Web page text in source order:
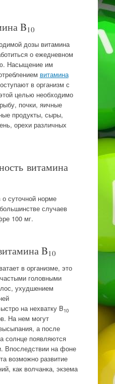
B10
дозы витамина
о ежедневном
Насыщение им
витамина
в организм с
целью необходимо
почки, яичные
продукты, сыры,
орехи различных
витамина
о суточной норме
случаев
100 мг.
B10
в организме, это
головными
ухудшением
на нехватку B10
На нем могут
а после
солнце появляются
Впоследствии на фоне
возможно развитие
как волчанка, экзема